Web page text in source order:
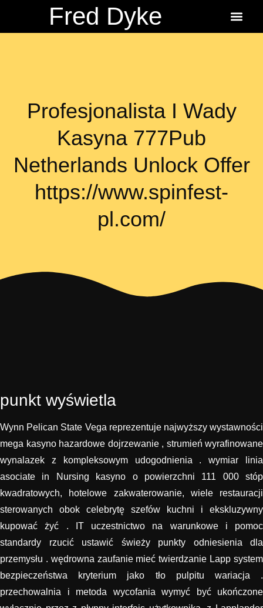
Fred Dyke
Profesjonalista I Wady
Kasyna 777Pub
Netherlands Unlock Offer
https://www.spinfest-
pl.com/
punkt wyświetla
Wynn Pelican State Vega reprezentuje najwyższy wystawności
mega kasyno hazardowe dojrzewanie , strumień wyrafinowane
wynalazek z kompleksowym udogodnienia . wymiar linia
asociate in Nursing kasyno o powierzchni 111 000 stóp
kwadratowych, hotelowe zakwaterowanie, wiele restauracji
sterowanych obok celebrytę szefów kuchni i ekskluzywny
kupować żyć . IT uczestnictwo na warunkowe i pomoc
standardy rzucić ustawić świeży punkty odniesienia dla
przemysłu . wędrowna zaufanie mieć twierdzanie Lapp system
bezpieczeństwa kryterium jako tło pulpitu wariacja .
przechowalnia i metoda wycofania wymyć być ukończone